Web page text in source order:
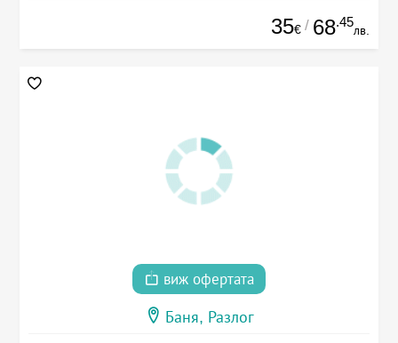
35€ / 68.45
лв.
виж офертата
Баня, Разлог